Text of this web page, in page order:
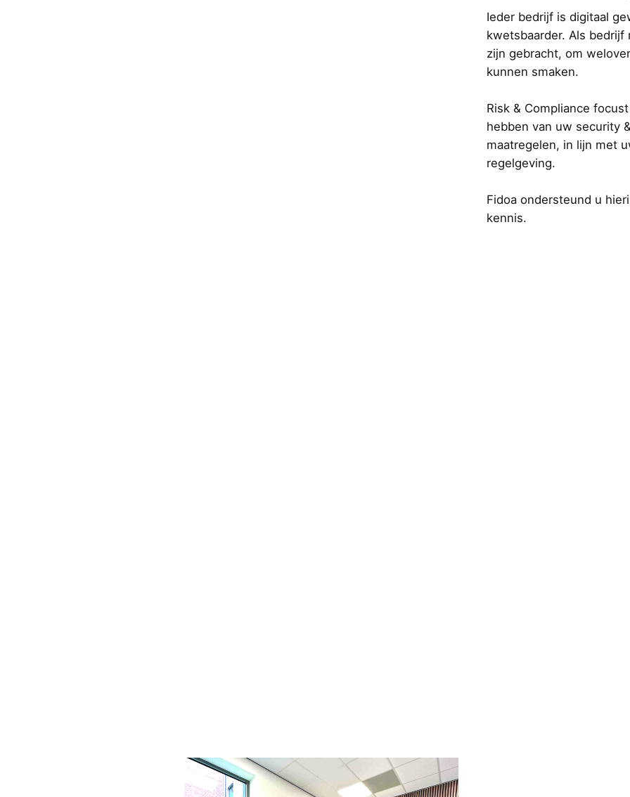
Ieder bedrijf is digitaal
kwetsbaarder. Als
zijn gebracht, om
kunnen smaken.
Risk & Compliance
hebben van uw security
maatregelen, in lijn met
regelgeving.
Fidoa ondersteund u
kennis.